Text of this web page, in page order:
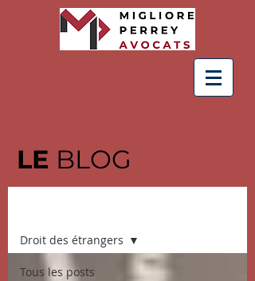
LE BLOG
Tous les posts
Droit des étrangers